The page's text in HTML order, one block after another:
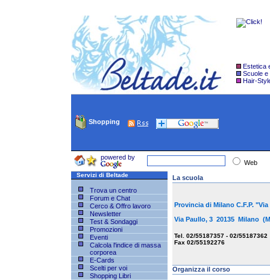
Estetica
Scuole e
Hair-
Shopping
powered by
Web
Servizi di Beltade
Trova un centro
Forum e Chat
Cerco & Offro lavoro
Newsletter
Test & Sondaggi
Promozioni
Eventi
Calcola l'indice di massa
corporea
E-Cards
Scelti per voi
Shopping Libri
La scuola
Provincia di Milano C.F.P.
Via Paullo, 3 20135 Milano
Tel. 02/55187357 - 02/55187362
Fax 02/55192276
Organizza il corso